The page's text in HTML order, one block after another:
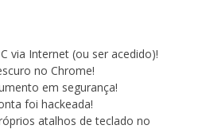
via Internet (ou ser acedido)!
no Chrome!
em segurança!
foi hackeada!
atalhos de teclado no